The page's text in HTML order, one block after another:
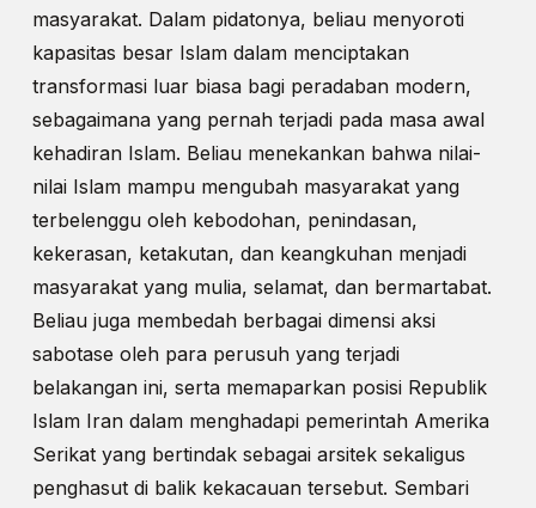
masyarakat. Dalam pidatonya, beliau menyoroti
kapasitas besar Islam dalam menciptakan
transformasi luar biasa bagi peradaban modern,
sebagaimana yang pernah terjadi pada masa awal
kehadiran Islam. Beliau menekankan bahwa nilai-
nilai Islam mampu mengubah masyarakat yang
terbelenggu oleh kebodohan, penindasan,
kekerasan, ketakutan, dan keangkuhan menjadi
masyarakat yang mulia, selamat, dan bermartabat.
Beliau juga membedah berbagai dimensi aksi
sabotase oleh para perusuh yang terjadi
belakangan ini, serta memaparkan posisi Republik
Islam Iran dalam menghadapi pemerintah Amerika
Serikat yang bertindak sebagai arsitek sekaligus
penghasut di balik kekacauan tersebut. Sembari